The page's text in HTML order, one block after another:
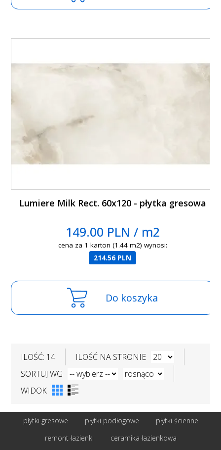
Lumiere Milk Rect. 60x120 - płytka gresowa
149.00 PLN / m2
cena za 1 karton (1.44 m2) wynosi:
214.56 PLN
Do koszyka
ILOŚĆ: 14
ILOŚĆ NA STRONIE
SORTUJ WG
WIDOK
płytki gresowe płytki podłogowe
płytki ścienne
remont łazienki
ceramika łazienkowa